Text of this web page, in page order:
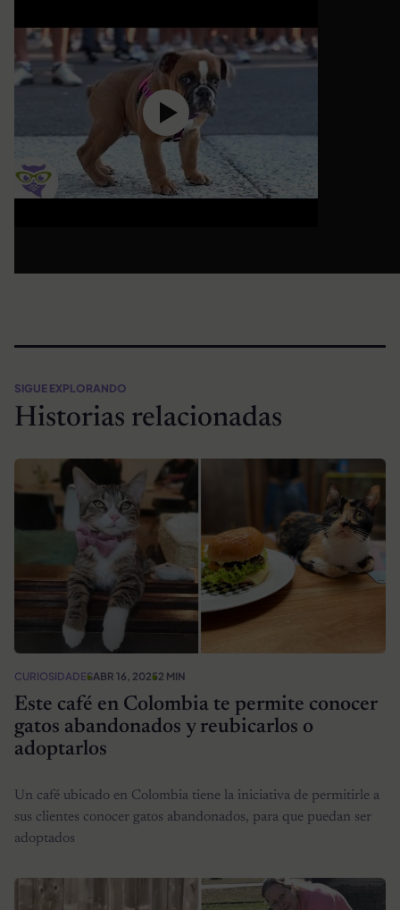
SIGUE EXPLORANDO
Historias relacionadas
CURIOSIDADESABR 16, 20252 MIN
Este café en Colombia te permite conocer
gatos abandonados y reubicarlos o
adoptarlos
Un café ubicado en Colombia tiene la iniciativa de permitirle a
sus clientes conocer gatos abandonados, para que puedan ser
adoptados